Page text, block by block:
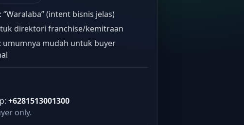
: “Waralaba” (intent bisnis jelas)
direktori franchise/kemitraan
: umumnya mudah untuk buyer
+6281513001300
only.